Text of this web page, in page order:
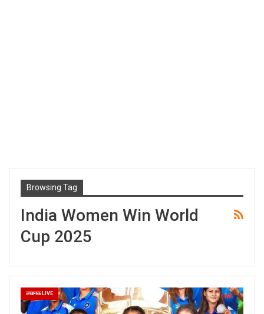
Browsing Tag
India Women Win World
Cup 2025
लखनऊ LIVE